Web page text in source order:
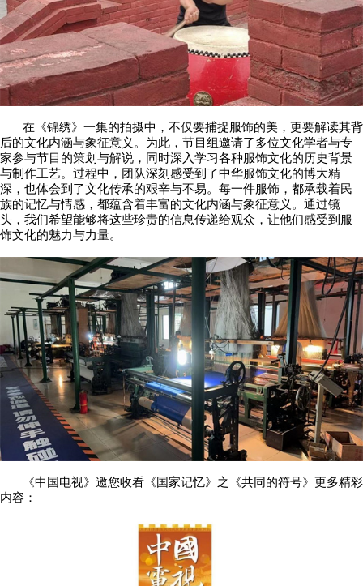
在《锦绣》一集的拍摄中，不仅要捕捉服饰的美，更要解读其背
后的文化内涵与象征意义。为此，节目组邀请了多位文化学者与专
家参与节目的策划与解说，同时深入学习各种服饰文化的历史背景
与制作工艺。过程中，团队深刻感受到了中华服饰文化的博大精
深，也体会到了文化传承的艰辛与不易。每一件服饰，都承载着民
族的记忆与情感，都蕴含着丰富的文化内涵与象征意义。通过镜
头，我们希望能够将这些珍贵的信息传递给观众，让他们感受到服
饰文化的魅力与力量。
《中国电视》邀您收看《国家记忆》之《共同的符号》更多精彩
内容：